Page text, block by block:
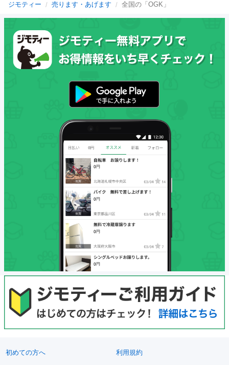
ジモティー 売ります・あげます 全国の「OGK」
初めての方へ 利用規約